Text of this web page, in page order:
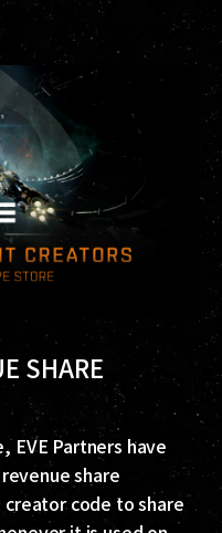
SHARE
EVE Partners have
share
code to share